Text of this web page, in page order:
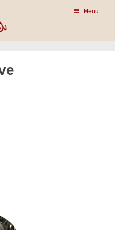
Menu